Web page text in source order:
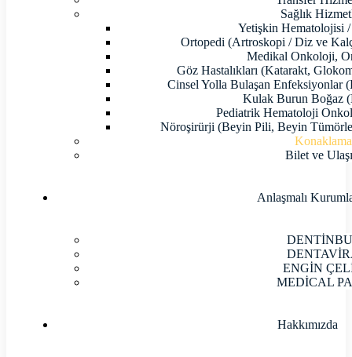
Sağlık
Yetişkin Hematolojisi
Ortopedi (Artroskopi / Diz ve
Medikal Onkoloji,
Göz Hastalıkları (Katarakt,
Cinsel Yolla Bulaşan
Kulak Burun Boğaz
Pediatrik Hematoloji
Nöroşirürji (Beyin Pili, Beyin
Konaklama
Bilet ve
Anlaşmalı
ENGİN
MEDİCAL
Hakkımızda